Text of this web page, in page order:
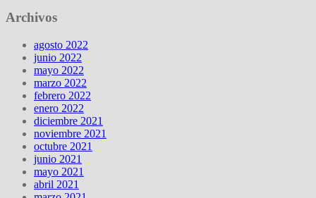
Archivos
agosto 2022
junio 2022
mayo 2022
marzo 2022
febrero 2022
enero 2022
diciembre 2021
noviembre 2021
octubre 2021
junio 2021
mayo 2021
abril 2021